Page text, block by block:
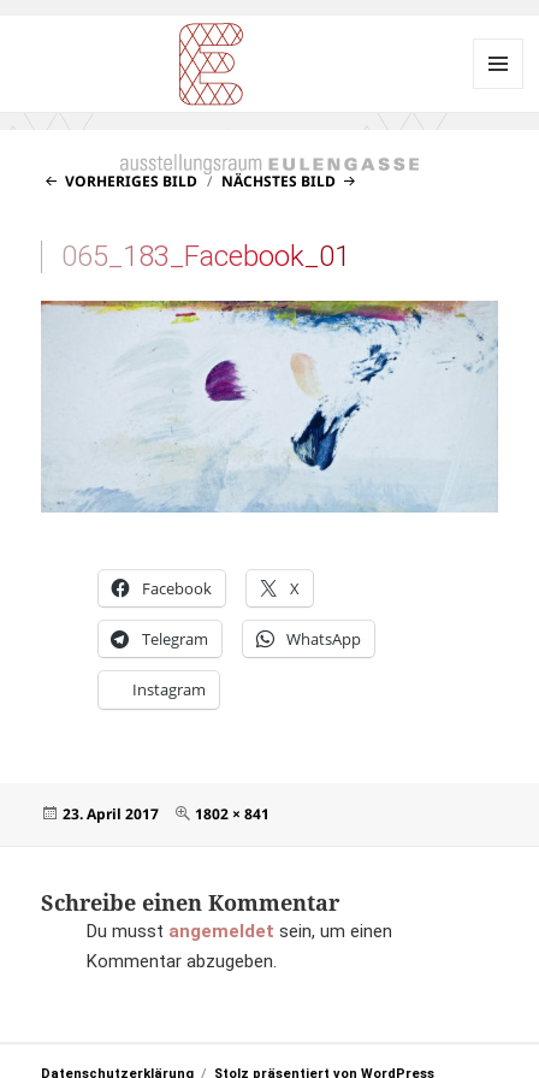
EULENGASSE
VORHERIGES BILD NÄCHSTES BILD
065_183_Facebook_01
Facebook X
Telegram WhatsApp
Instagram
Veröffentlicht
23. April 2017 Originalgröße
1802 × 841
Schreibe einen Kommentar
Du musst angemeldet sein, um einen
Kommentar abzugeben.
Datenschutzerklärung Stolz präsentiert von WordPress